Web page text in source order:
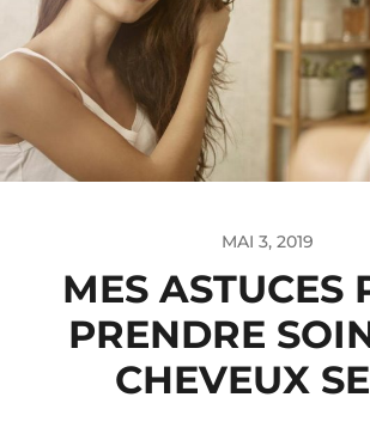
MAI 3, 2019
MES ASTUCES
PRENDRE
CHEVEUX